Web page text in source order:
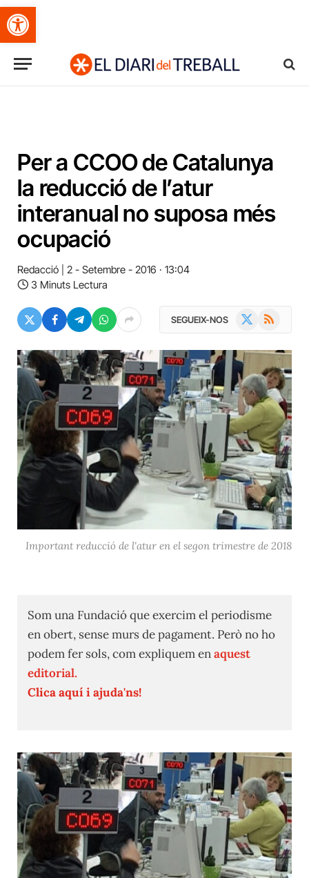
Obre la barra d'eines
Per a CCOO de Catalunya
la reducció de l’atur
interanual no suposa més
ocupació
Redacció
2 - Setembre - 2016 · 13:04
3 Minuts Lectura
SEGUEIX-NOS RSS
Important reducció de l'atur en el segon trimestre de 2018
Som una Fundació que exercim el periodisme
en obert, sense murs de pagament. Però no ho
podem fer sols, com expliquem enaquest
editorial.
Clica aquí i ajuda'ns!